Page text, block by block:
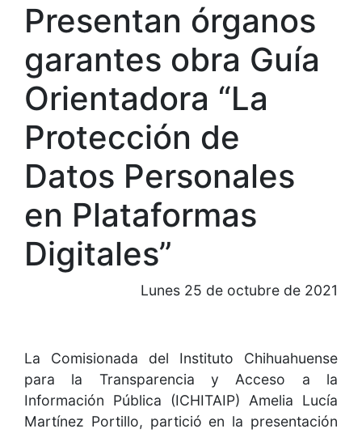
Presentan órganos
garantes obra Guía
Orientadora “La
Protección de
Datos Personales
en Plataformas
Digitales”
Lunes 25 de octubre de 2021
La Comisionada del Instituto Chihuahuense
para la Transparencia y Acceso a la
Información Pública (ICHITAIP) Amelia Lucía
Martínez Portillo, partició en la presentación